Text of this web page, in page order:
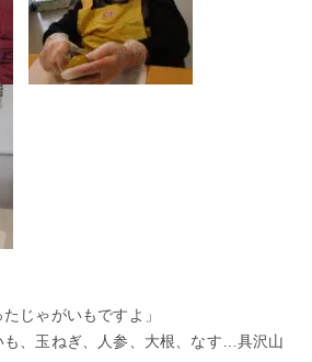
じゃがいもですよ」
も、玉ねぎ、人参、大根、なす…具沢山